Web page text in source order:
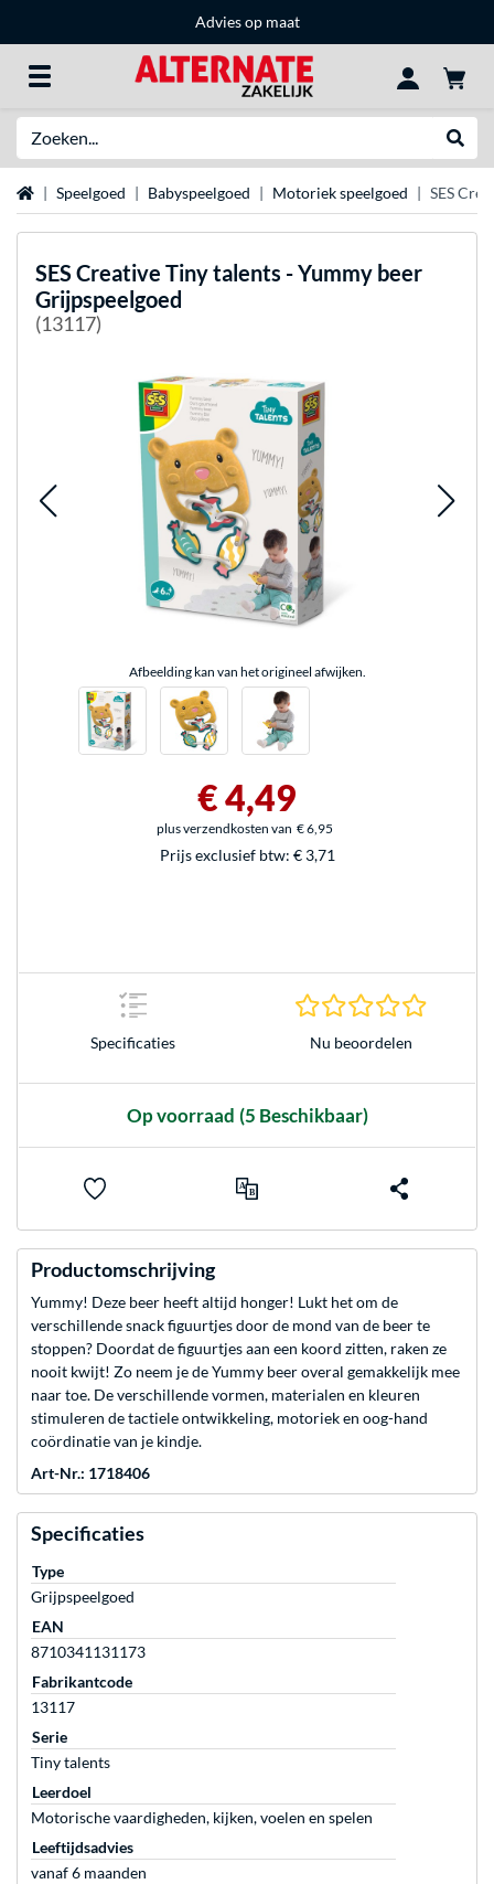
Advies op maat
HomeSpeelgoed Babyspeelgoed Motoriek speelgoed SES
SES Creative Tiny talents - Yummy beer
Grijpspeelgoed
(13117)
Afbeelding kan van het origineel afwijken.
€ 4,49
plus verzendkosten van € 6,95
Prijs exclusief btw: € 3,71
Specificaties Nu beoordelen
Op voorraad (5 Beschikbaar)
Productomschrijving
Yummy! Deze beer heeft altijd honger! Lukt het om de
verschillende snack figuurtjes door de mond van de beer te
stoppen? Doordat de figuurtjes aan een koord zitten, raken ze
nooit kwijt! Zo neem je de Yummy beer overal gemakkelijk mee
naar toe. De verschillende vormen, materialen en kleuren
stimuleren de tactiele ontwikkeling, motoriek en oog-hand
coördinatie van je kindje.
Art-Nr.: 1718406
Specificaties
Type
Grijpspeelgoed
EAN
8710341131173
Fabrikantcode
13117
Serie
Tiny talents
Leerdoel
Motorische vaardigheden, kijken, voelen en spelen
Leeftijdsadvies
vanaf 6 maanden